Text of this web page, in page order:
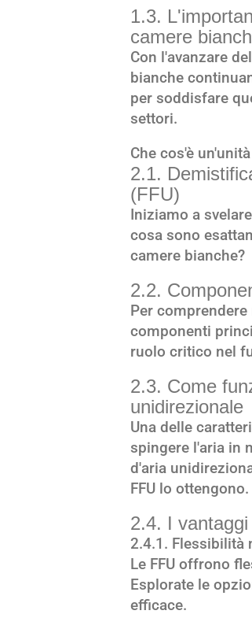
1.3.
camere
Con l'avanzare
bianche
per soddisfare
settori.
Che cos'è
2.1.
(FFU)
Iniziamo a
cosa sono
camere bianche?
2.2.
Per
componenti
ruolo critico nel
2.3. Come
unidirezionale
Una delle
spingere l'aria in
d'aria
FFU lo ottengono.
2.4. I
2.4.1. Flessibilità
Le FFU offrono
Esplorate le
efficace.